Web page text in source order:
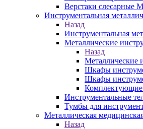
Верстаки слесарные
Инструментальная
Назад
Инструментальная
Металлические
Назад
Металлические
Шкафы
Шкафы
Комплектующие
Инструментальные
Тумбы для
Металлическая
Назад